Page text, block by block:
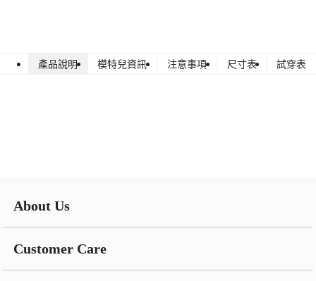
產品說明 模特兒資訊 注意事項 尺寸表 試穿表
About Us
Customer Care